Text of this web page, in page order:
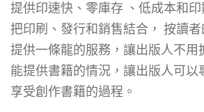
提供印速快、零庫存 、低成本和
把印刷、發行和銷售結合， 按讀者
提供一條龍的服務，讓出版人不用
能提供書籍的情況，讓出版人可以
享受創作書籍的過程。